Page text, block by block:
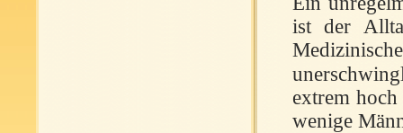
ist der
extrem
wenige